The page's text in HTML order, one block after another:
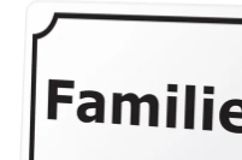
4,8 bei Google
die wir versenden).
Mit Liebe